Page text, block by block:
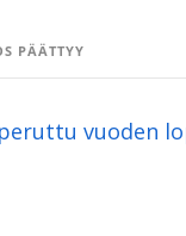
PÄÄTTYY
vuoden